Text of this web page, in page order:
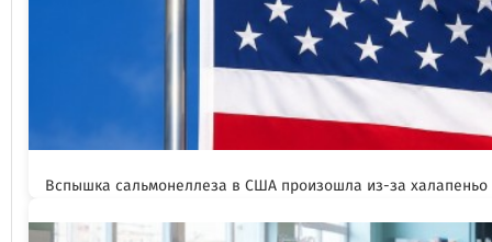
Вспышка сальмонеллеза в США произошла из-за халапеньо